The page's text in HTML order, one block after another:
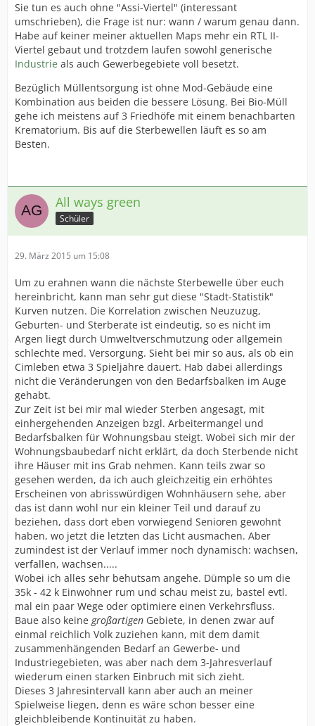
Sie tun es auch ohne "Assi-Viertel" (interessant
umschrieben), die Frage ist nur: wann / warum genau dann.
Habe auf keiner meiner aktuellen Maps mehr ein RTL II-
Viertel gebaut und trotzdem laufen sowohl generische
Industrie als auch Gewerbegebiete voll besetzt.
Bezüglich Müllentsorgung ist ohne Mod-Gebäude eine
Kombination aus beiden die bessere Lösung. Bei Bio-Müll
gehe ich meistens auf 3 Friedhöfe mit einem benachbarten
Krematorium. Bis auf die Sterbewellen läuft es so am
Besten.
All ways green
Schüler
29. März 2015 um 15:08
Um zu erahnen wann die nächste Sterbewelle über euch
hereinbricht, kann man sehr gut diese "Stadt-Statistik"
Kurven nutzen. Die Korrelation zwischen Neuzuzug,
Geburten- und Sterberate ist eindeutig, so es nicht im
Argen liegt durch Umweltverschmutzung oder allgemein
schlechte med. Versorgung. Sieht bei mir so aus, als ob ein
Cimleben etwa 3 Spieljahre dauert. Hab dabei allerdings
nicht die Veränderungen von den Bedarfsbalken im Auge
gehabt.
Zur Zeit ist bei mir mal wieder Sterben angesagt, mit
einhergehenden Anzeigen bzgl. Arbeitermangel und
Bedarfsbalken für Wohnungsbau steigt. Wobei sich mir der
Wohnungsbaubedarf nicht erklärt, da doch Sterbende nicht
ihre Häuser mit ins Grab nehmen. Kann teils zwar so
gesehen werden, da ich auch gleichzeitig ein erhöhtes
Erscheinen von abrisswürdigen Wohnhäusern sehe, aber
das ist dann wohl nur ein kleiner Teil und darauf zu
beziehen, dass dort eben vorwiegend Senioren gewohnt
haben, wo jetzt die letzten das Licht ausmachen. Aber
zumindest ist der Verlauf immer noch dynamisch: wachsen,
verfallen, wachsen.....
Wobei ich alles sehr behutsam angehe. Dümple so um die
35k - 42 k Einwohner rum und schau meist zu, bastel evtl.
mal ein paar Wege oder optimiere einen Verkehrsfluss.
Baue also keine großartigen Gebiete, in denen zwar auf
einmal reichlich Volk zuziehen kann, mit dem damit
zusammenhängenden Bedarf an Gewerbe- und
Industriegebieten, was aber nach dem 3-Jahresverlauf
wiederum einen starken Einbruch mit sich zieht.
Dieses 3 Jahresintervall kann aber auch an meiner
Spielweise liegen, denn es wäre schon besser eine
gleichbleibende Kontinuität zu haben.